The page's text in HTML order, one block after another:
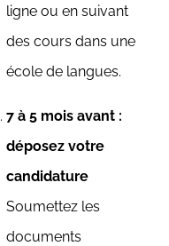
ligne ou en suivant
des cours dans une
école de langues.
7 à 5 mois avant :
déposez votre
candidature
Soumettez les
documents